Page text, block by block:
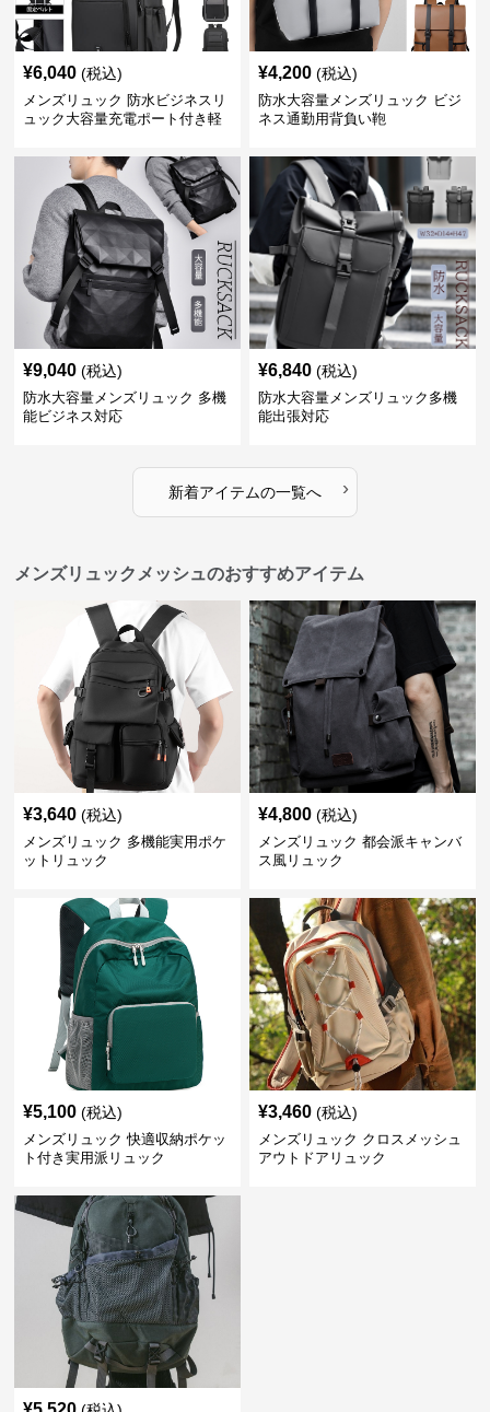
¥6,040 (税込)
メンズリュック 防水ビジネスリ
ュック大容量充電ポート付き軽
¥4,200 (税込)
防水大容量メンズリュック ビジ
ネス通勤用背負い鞄
¥9,040 (税込)
防水大容量メンズリュック 多機
能ビジネス対応
¥6,840 (税込)
防水大容量メンズリュック多機
能出張対応
新着アイテムの一覧へ ›
メンズリュックメッシュのおすすめアイテム
¥3,640 (税込)
メンズリュック 多機能実用ポケ
ットリュック
¥4,800 (税込)
メンズリュック 都会派キャンバ
ス風リュック
¥5,100 (税込)
メンズリュック 快適収納ポケッ
ト付き実用派リュック
¥3,460 (税込)
メンズリュック クロスメッシュ
アウトドアリュック